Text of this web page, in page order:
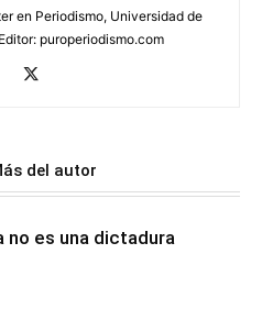
en Periodismo, Universidad de
puroperiodismo.com
del autor
no es una dictadura